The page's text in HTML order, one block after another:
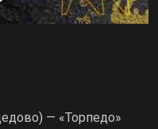
— «Торпедо»